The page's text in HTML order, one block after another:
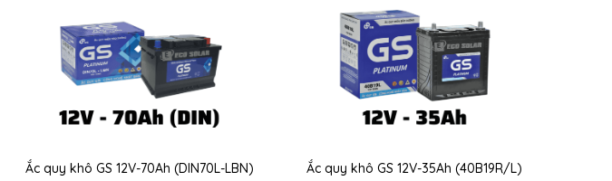
Ắc quy khô GS 12V-70Ah (DIN70L-LBN) Ắc quy khô GS 12V-35Ah (40B19R/L)